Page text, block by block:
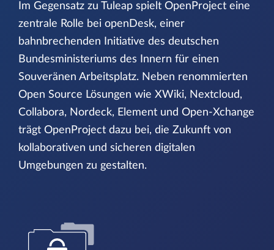
Im Gegensatz zu Tuleap spielt OpenProject eine
zentrale Rolle bei openDesk, einer
bahnbrechenden Initiative des deutschen
Bundesministeriums des Innern für einen
Souveränen Arbeitsplatz. Neben renommierten
Open Source Lösungen wie XWiki, Nextcloud,
Collabora, Nordeck, Element und Open-Xchange
trägt OpenProject dazu bei, die Zukunft von
kollaborativen und sicheren digitalen
Umgebungen zu gestalten.